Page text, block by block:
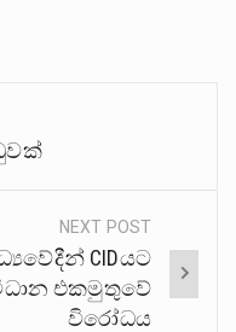
NEXT POST
CIDයට
එකමුතුවේ
විරෝධය